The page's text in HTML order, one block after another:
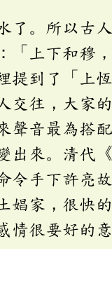
了。所以古
「上下和穆
提到了「上
交往，大家
聲音最為搭
來。清代《
令手下許亮
娼家，很快
很要好的意